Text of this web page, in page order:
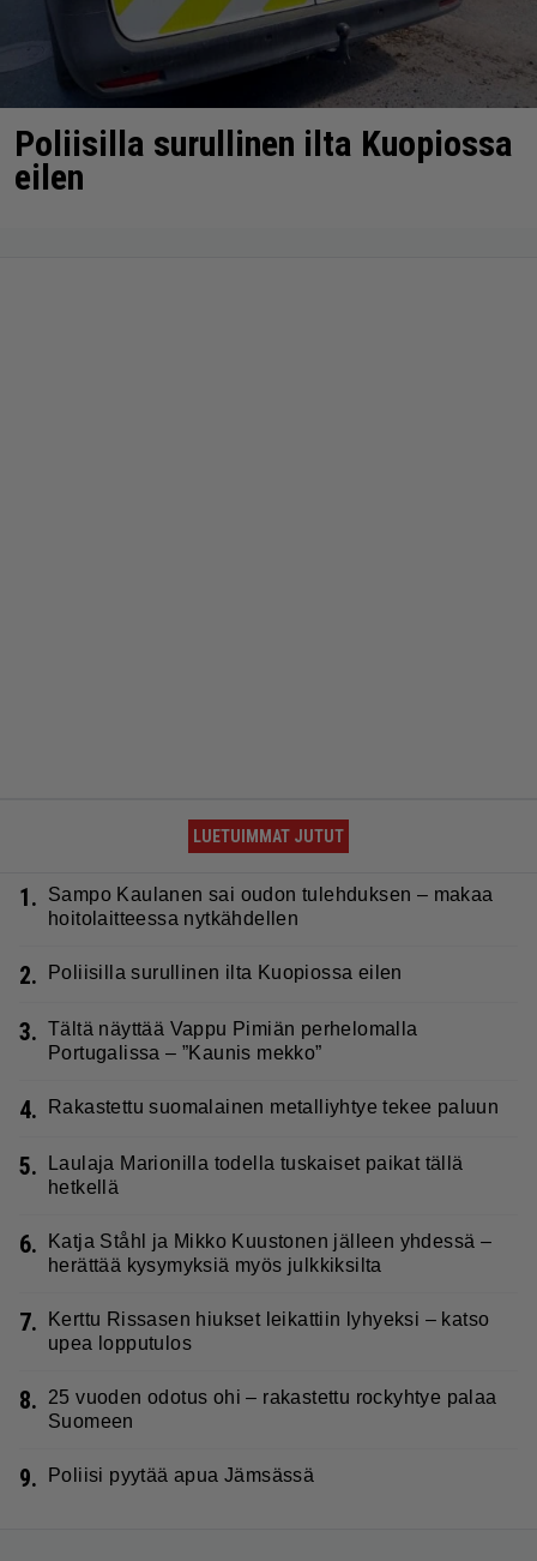
Poliisilla surullinen ilta Kuopiossa
eilen
LUETUIMMAT JUTUT
1.
Sampo Kaulanen sai oudon tulehduksen – makaa
hoitolaitteessa nytkähdellen
2. Poliisilla surullinen ilta Kuopiossa eilen
3. Tältä näyttää Vappu Pimiän perhelomalla
Portugalissa – ”Kaunis mekko”
4. Rakastettu suomalainen metalliyhtye tekee paluun
5.
Laulaja Marionilla todella tuskaiset paikat tällä
hetkellä
6.
Katja Ståhl ja Mikko Kuustonen jälleen yhdessä –
herättää kysymyksiä myös julkkiksilta
7.
Kerttu Rissasen hiukset leikattiin lyhyeksi – katso
upea lopputulos
8.
25 vuoden odotus ohi – rakastettu rockyhtye palaa
Suomeen
9. Poliisi pyytää apua Jämsässä